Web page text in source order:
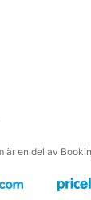
är en del av